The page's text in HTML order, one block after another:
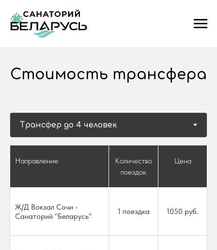
Стоимость трансфера
Направление
Количество
поездок
Цена
Ж/Д Вокзал Сочи -
Санаторий "Беларусь"
1 поездка 1050 руб.